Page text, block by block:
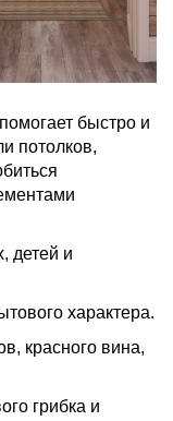
быстро и
потолков,
детей и
характера.
красного вина,
грибка и